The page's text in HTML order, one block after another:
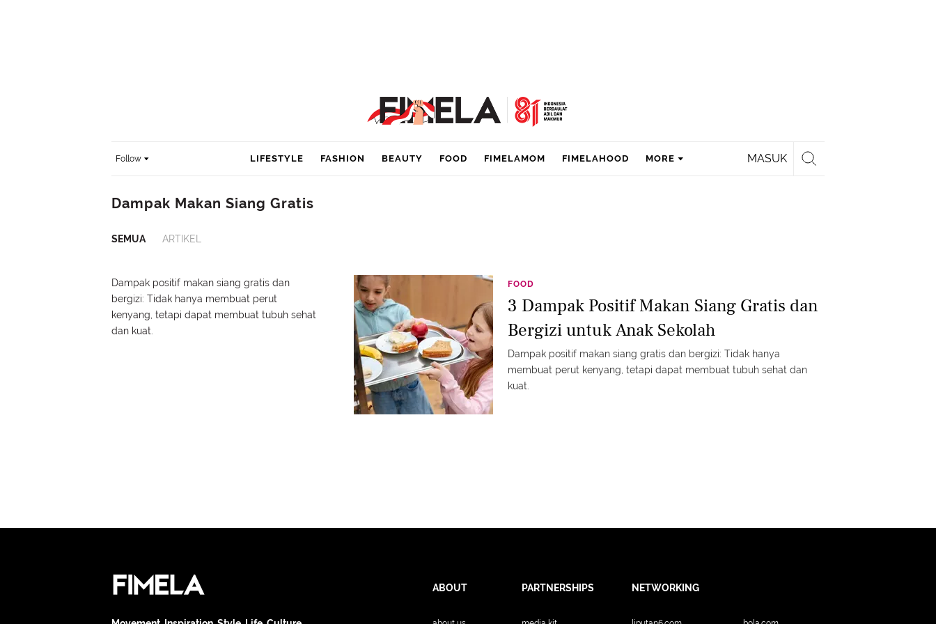
Follow MASUK
LIFESTYLE FASHION BEAUTY FOOD FIMELAMOM FIMELAHOOD MORE
Dampak Makan Siang Gratis
SEMUA ARTIKEL
Dampak positif makan siang gratis dan
bergizi: Tidak hanya membuat perut
kenyang, tetapi dapat membuat tubuh sehat
dan kuat.
FOOD
3 Dampak Positif Makan Siang Gratis dan
Bergizi untuk Anak Sekolah
Dampak positif makan siang gratis dan bergizi: Tidak hanya
membuat perut kenyang, tetapi dapat membuat tubuh sehat dan
kuat.
ABOUT PARTNERSHIPS NETWORKING